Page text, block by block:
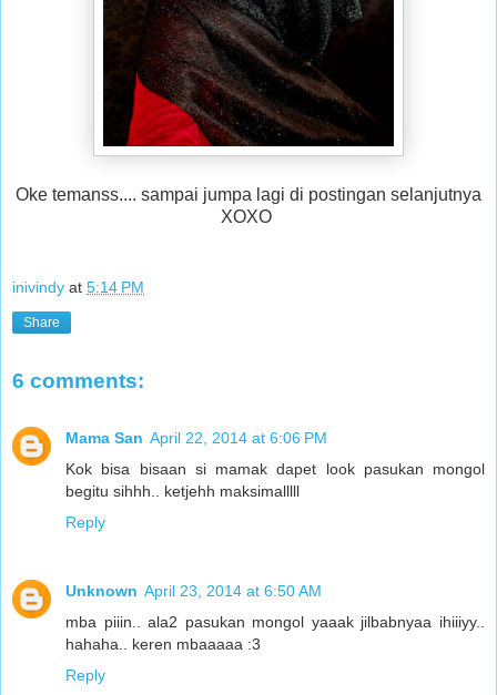
Oke temanss.... sampai jumpa lagi di postingan selanjutnya
XOXO
inivindy at 5:14 PM
Share
6 comments:
Mama San April 22, 2014 at 6:06 PM
Kok bisa bisaan si mamak dapet look pasukan mongol
begitu sihhh.. ketjehh maksimalllll
Reply
Unknown April 23, 2014 at 6:50 AM
mba piiin.. ala2 pasukan mongol yaaak jilbabnyaa ihiiiyy..
hahaha.. keren mbaaaaa :3
Reply